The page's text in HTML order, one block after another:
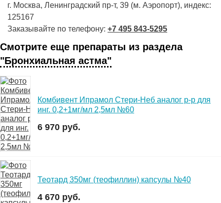
г. Москва, Ленинградский пр-т, 39 (м. Аэропорт), индекс:
125167
Заказывайте по телефону: +7 495 843-5295
Смотрите еще препараты из раздела
"Бронхиальная астма"
Комбивент Ипрамол Стери-Неб аналог р-р для
инг. 0,2+1мг/мл 2,5мл №60
6 970 руб.
Теотард 350мг (теофиллин) капсулы №40
4 670 руб.